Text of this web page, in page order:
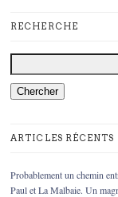
RECHERCHE
ARTICLES RÉCENTS
Probablement un chemin
Paul et La Malbaie. Un